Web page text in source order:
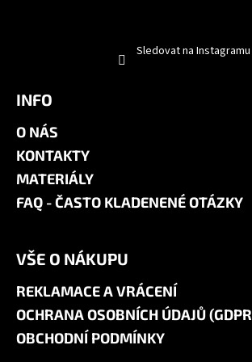
Sledovat na Instagramu
INFO
O NÁS
KONTAKTY
MATERIÁLY
FAQ - ČASTO KLADENENÉ OTÁZKY
VŠE O NÁKUPU
REKLAMACE A VRÁCENÍ
OCHRANA OSOBNÍCH ÚDAJŮ
OBCHODNÍ PODMÍNKY